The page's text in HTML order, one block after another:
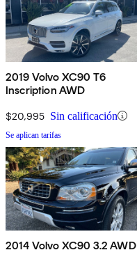
2019 Volvo XC90 T6
Inscription AWD
$20,995 Sin calificación
Se aplican tarifas
2014 Volvo XC90 3.2 AWD